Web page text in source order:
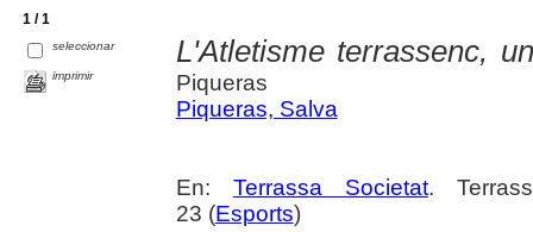
1 / 1
seleccionar
imprimir
L'Atletisme terrassenc,
Piqueras
Piqueras, Salva
En: Terrassa Societat.
23 (Esports)